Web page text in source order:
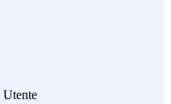
Utente